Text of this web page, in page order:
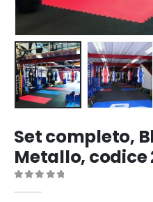
Set completo,
Metallo, codice